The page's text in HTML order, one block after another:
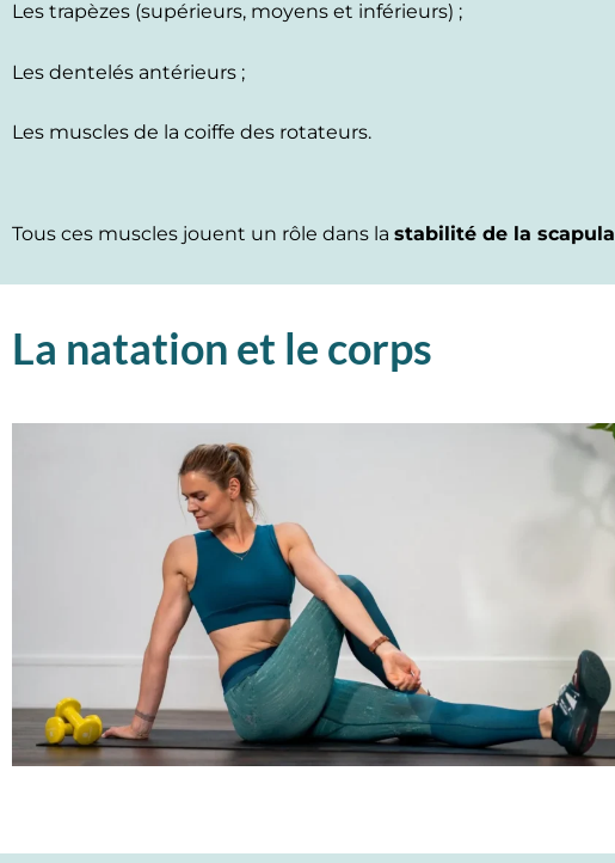
Les trapèzes (supérieurs, moyens et inférieurs) ;
Les dentelés antérieurs ;
Les muscles de la coiffe des rotateurs.
Tous ces muscles jouent un rôle dans la stabilité de la scapula
La natation et le corps